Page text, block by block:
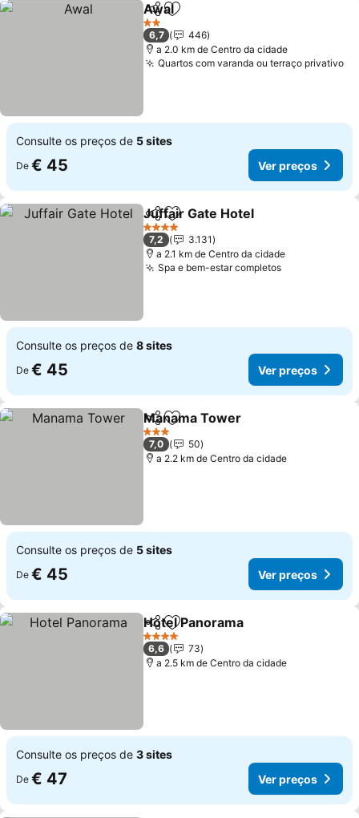
PartilharAdicionar aos favoritos
Awal
2 Estrelas
6,7
446
a 2.0 km de Centro da cidade
Quartos com varanda ou terraço privativo
Consulte os preços de 5 sites
De € 45 Ver preços
PartilharAdicionar aos favoritos
Juffair Gate Hotel
4 Estrelas
7,2
3.131
a 2.1 km de Centro da cidade
Spa e bem-estar completosVer preços
Consulte os preços de 8 sites
De € 45 Ver preços
PartilharAdicionar aos favoritos
Manama Tower
3 Estrelas
7,0
50
a 2.2 km de Centro da cidade
Consulte os preços de 5 sites
De € 45 Ver preços
PartilharAdicionar aos favoritos
Hotel Panorama
4 Estrelas
6,6
73
a 2.5 km de Centro da cidade
Consulte os preços de 3 sites
De € 47 Ver preços